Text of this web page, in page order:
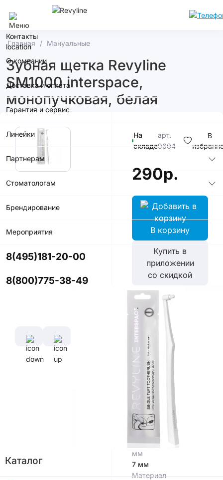
Контакты
О компании
Доставка и оплата
Гарантия и сервис
Линейки
Партнерам
Стоматологам
Брендирование
Мероприятия
8(495)181-20-00
8(800)775-38-49
Каталог
Главная Мануальные
Зубная щетка Revyline
SM1000 interspace,
монопучковая, белая
На
складе
арт.
9604
В
290р.
В корзину
Купить в
приложении
со скидкой
Цвет
Характеристики
Диаметр
щетины,
мм
0,127 мм
ручки,
16,5
Длина
щетины,
мм
7 мм
Материал